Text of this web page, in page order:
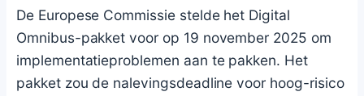
De Europese Commissie stelde het Digital
Omnibus-pakket voor op 19 november 2025 om
implementatieproblemen aan te pakken. Het
pakket zou de nalevingsdeadline voor hoog-risico